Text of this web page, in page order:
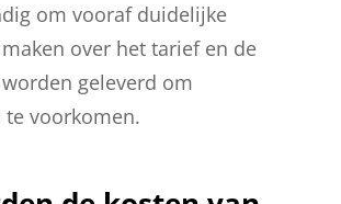
om vooraf duidelijke
over het tarief en de
geleverd om
te voorkomen.